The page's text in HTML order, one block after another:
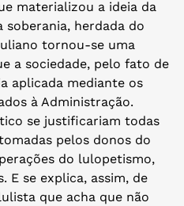
materializou a ideia da
soberania, herdada do
tornou-se uma
a sociedade, pelo fato de
aplicada mediante os
à Administração.
se justificariam todas
pelos donos do
do lulopetismo,
E se explica, assim, de
que acha que não